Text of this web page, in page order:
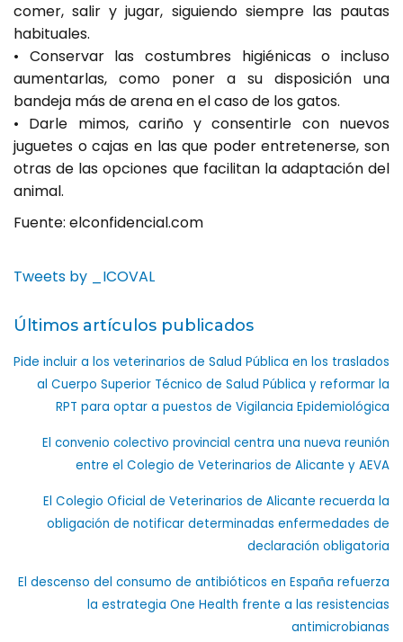
comer, salir y jugar, siguiendo siempre las pautas
habituales.
• Conservar las costumbres higiénicas o incluso
aumentarlas, como poner a su disposición una
bandeja más de arena en el caso de los gatos.
• Darle mimos, cariño y consentirle con nuevos
juguetes o cajas en las que poder entretenerse, son
otras de las opciones que facilitan la adaptación del
animal.
Fuente: elconfidencial.com
Tweets by _ICOVAL
Últimos artículos publicados
Pide incluir a los veterinarios de Salud Pública en los traslados
al Cuerpo Superior Técnico de Salud Pública y reformar la
RPT para optar a puestos de Vigilancia Epidemiológica
El convenio colectivo provincial centra una nueva reunión
entre el Colegio de Veterinarios de Alicante y AEVA
El Colegio Oficial de Veterinarios de Alicante recuerda la
obligación de notificar determinadas enfermedades de
declaración obligatoria
El descenso del consumo de antibióticos en España refuerza
la estrategia One Health frente a las resistencias
antimicrobianas